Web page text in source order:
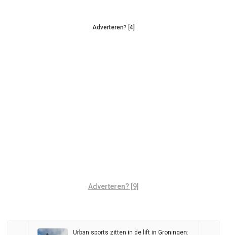
Adverteren? [4]
Adverteren? [9]
Urban sports zitten in de lift in Groningen: